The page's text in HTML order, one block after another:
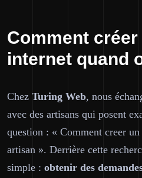
Comment
internet quand
Chez Turing Web, nous
avec des artisans qui posent
question : « Comment creer un
artisan ». Derrière cette
simple : obtenir des